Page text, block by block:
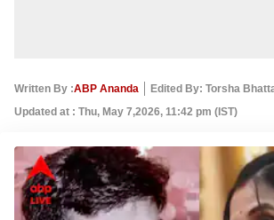
Written By :ABP Ananda
Edited By: Torsha
Updated at : Thu, May 7,2026, 11:42 pm (IST)